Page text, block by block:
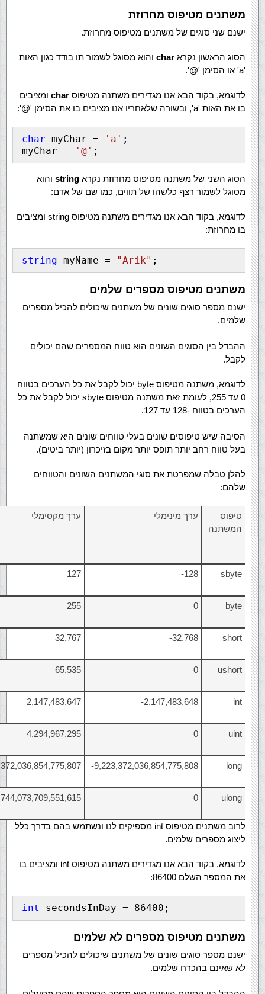
משתנים מטיפוס מחרוזת
ישנם שני סוגים של משתנים מטיפוס מחרוזת.
הסוג הראשון נקרא char והוא מסוגל לשמור תו בודד כגון האות
'a' או הסימן '@'.
לדוגמא, בקוד הבא אנו מגדירים משתנה מטיפוס char ומציבים
בו את האות 'a', ובשורה שלאחריו אנו מציבים בו את הסימן '@':
char myChar = 'a' ;
myChar =
'@' ;
הסוג השני של משתנה מטיפוס מחרוזת נקרא string והוא
מסוגל לשמור רצף כלשהו של תווים, כמו שם של אדם:
לדוגמא, בקוד הבא אנו מגדירים משתנה מטיפוס string ומציבים
בו מחרוזת:
string myName = "Arik" ;
משתנים מטיפוס מספרים שלמים
ישנם מספר סוגים שונים של משתנים שיכולים להכיל מספרים
שלמים.
ההבדל בין הסוגים השונים הוא טווח המספרים שהם יכולים
לקבל.
לדוגמא, משתנה מטיפוס byte יכול לקבל את כל הערכים בטווח
0 עד 255, לעומת זאת משתנה מטיפוס sbyte יכול לקבל את כל
הערכים בטווח -128 עד 127.
הסיבה שיש טיפוסים שונים בעלי טווחים שונים היא שמשתנה
בעל טווח רחב יותר תופס יותר מקום בזיכרון (יותר ביטים).
להלן טבלה שמפרטת את סוגי המשתנים השונים והטווחים
שלהם:
טיפוס
המשתנה
ערך מינימלי ערך מקסימלי
sbyte
128-
127
byte
0
255
short
32,768-
32,767
ushort
0
65,535
int
2,147,483,648-
2,147,483,647
uint
0
4,294,967,295
long
9,223,372,036,854,775,808-
ulong
0
לרוב משתנים מטיפוס int מספיקים לנו ונשתמש בהם בדרך כלל
ליצוג מספרים שלמים.
לדוגמא, בקוד הבא אנו מגדירים משתנה מטיפוס int ומציבים בו
את המספר השלם 86400:
int secondsInDay = 86400;
משתנים מטיפוס מספרים לא שלמים
ישנם מספר סוגים שונים של משתנים שיכולים להכיל מספרים
לא שאינם בהכרח שלמים.